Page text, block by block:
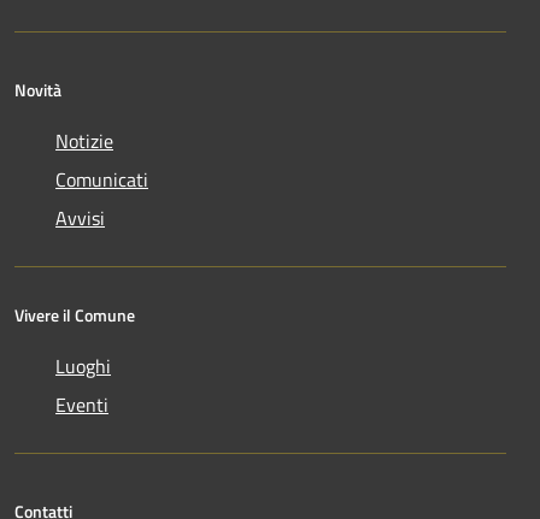
Novità
Notizie
Comunicati
Avvisi
Vivere il Comune
Luoghi
Eventi
Contatti